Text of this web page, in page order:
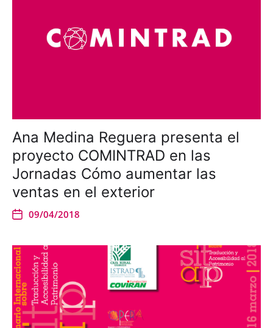
Ana Medina Reguera presenta el
proyecto COMINTRAD en las
Jornadas Cómo aumentar las
ventas en el exterior
09/04/2018